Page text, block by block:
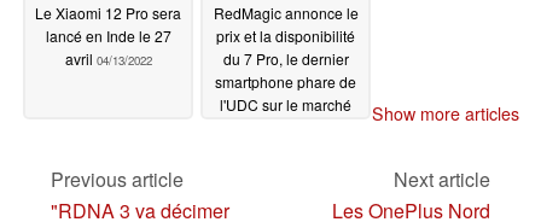
Le Xiaomi 12 Pro sera
lancé en Inde le 27
avril 04/13/2022
RedMagic annonce le
prix et la disponibilité
du 7 Pro, le dernier
smartphone phare de
l'UDC sur le marché
Show more articles
Previous article
"RDNA 3 va décimer
Next article
Les OnePlus Nord